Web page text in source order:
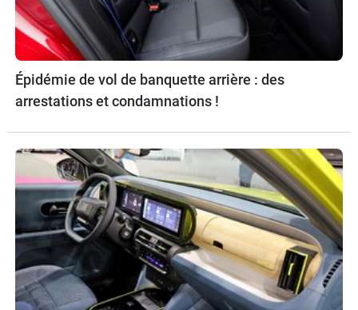
Épidémie de vol de banquette arrière : des
arrestations et condamnations !